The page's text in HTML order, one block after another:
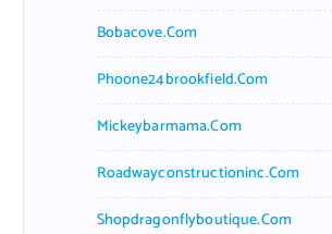
Bobacove.com
Phoone24brookfield.com
Mickeybarmama.com
Roadwayconstructioninc.com
Shopdragonflyboutique.com